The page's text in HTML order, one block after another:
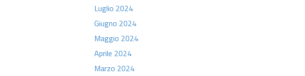
Luglio 2024
Giugno 2024
Maggio 2024
Aprile 2024
Marzo 2024